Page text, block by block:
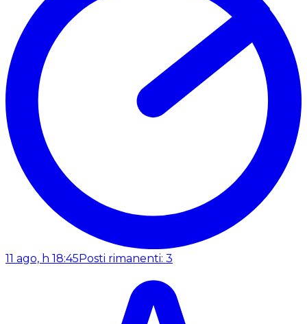
11 ago, h 18:45 Posti rimanenti: 3